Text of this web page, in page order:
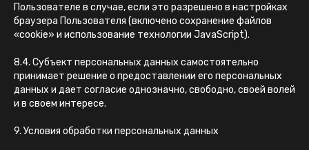
Пользователе в случае, если это разрешено в настройках
браузера Пользователя (включено сохранение файлов
«cookie» и использование технологии JavaScript).
8.4. Субъект персональных данных самостоятельно
принимает решение о предоставлении его персональных
данных и дает согласие однозначно, свободно, своей волей
и в своем интересе.
9. Условия обработки персональных данных